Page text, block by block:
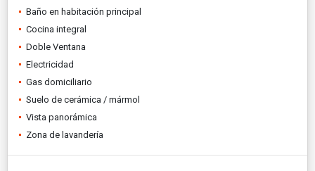
Baño en habitación principal
Cocina integral
Doble Ventana
Electricidad
Gas domiciliario
Suelo de cerámica / mármol
Vista panorámica
Zona de lavandería